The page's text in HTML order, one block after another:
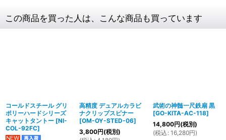
この商品を買った人は、こんな商品も買っています
コールドスチール グリ
ポリーハードシリーズ
キャットタントー [NI-
COL-92FC]
高精度 デュアルカラビ
ナクリップスピナー
[OM-OY-STED-06]
3,800円(税別)
武術の神髄一尺鉄扇 黒
[GO-KITA-AC-118]
14,800円(税別)
(税込 : 16,280円)